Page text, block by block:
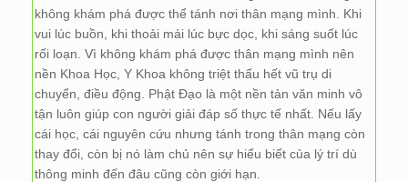
không khám phá được thể tánh nơi thân mạng mình. Khi
vui lúc buồn, khi thoải mái lúc bực dọc, khi sáng suốt lúc
rối loạn. Vì không khám phá được thân mạng mình nên
nền Khoa Học, Y Khoa không triệt thấu hết vũ trụ di
chuyển, điều động. Phật Đạo là một nền tản văn minh vô
tận luôn giúp con người giải đáp số thực tế nhất. Nếu lấy
cái học, cái nguyên cứu nhưng tánh trong thân mạng còn
thay đổi, còn bị nó làm chủ nên sự hiểu biết của lý trí dù
thông minh đến đâu cũng còn giới hạn.